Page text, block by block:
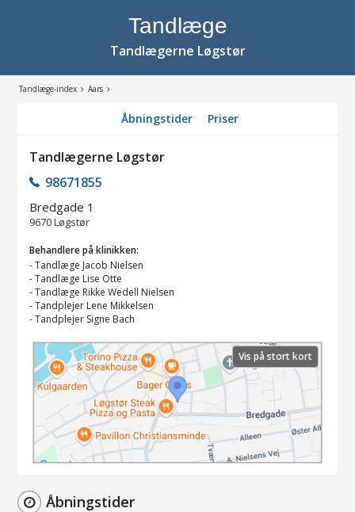
Tandlæge
Tandlægerne Løgstør
Tandlæge-index Aars
Åbningstider Priser
Tandlægerne Løgstør
98671855
Bredgade 1
9670Løgstør
Behandlere på klinikken:
-Tandlæge Jacob Nielsen
-Tandlæge Lise Otte
-Tandlæge Rikke Wedell Nielsen
-Tandplejer Lene Mikkelsen
-Tandplejer Signe Bach
Vis på stort kort
Åbningstider